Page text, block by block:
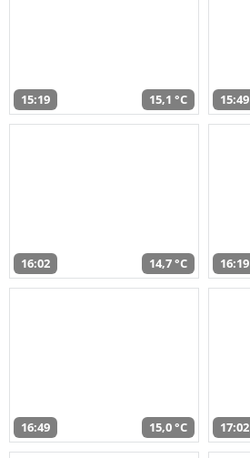
15:19 15,1 °C 15:49
16:02 14,7 °C 16:19
16:49 15,0 °C 17:02